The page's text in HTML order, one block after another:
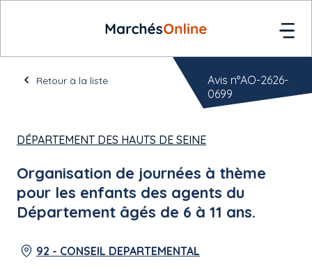
Retour à la liste
DÉPARTEMENT DES HAUTS DE SEINE
Organisation de journées à thème
pour les enfants des agents du
Département âgés de 6 à 11 ans.
92 - CONSEIL DEPARTEMENTAL
Avis n°AO-2626-
0699